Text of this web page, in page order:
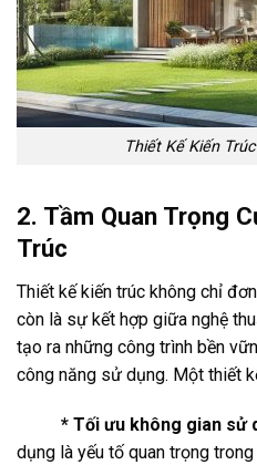
Thiết Kế Kiến
2. Tầm Quan Trọng
Trúc
Thiết kế kiến trúc không chỉ
còn là sự kết hợp giữa nghệ
tạo ra những công trình bền
công năng sử dụng. Một thiết
* Tối ưu không gian sử
dụng là yếu tố quan trọng